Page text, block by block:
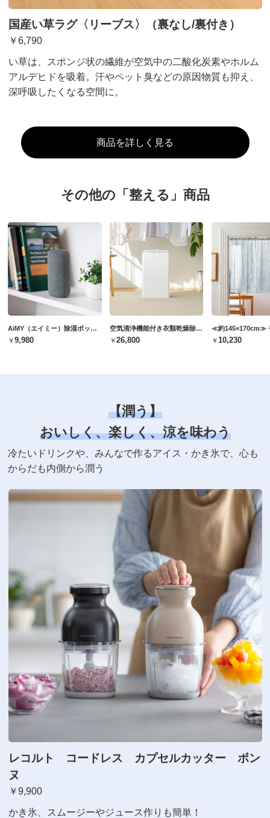
国産い草ラグ〈リーブス〉（裏なし/裏付き）
￥6,790
い草は、スポンジ状の繊維が空気中の二酸化炭素やホルム
アルデヒドを吸着。汗やペット臭などの原因物質も抑え、
深呼吸したくなる空間に。
商品を詳しく見る
その他の「整える」商品
AiMY（エイミー）除湿ボックス
￥9,980
空気清浄機能付き衣類乾燥除湿機
￥26,800 ￥10,230
【潤う】
おいしく、楽しく、涼を味わう
冷たいドリンクや、みんなで作るアイス・かき氷で、心も
からだも内側から潤う
レコルト コードレス カプセルカッター ボン
ヌ
￥9,900
かき氷、スムージーやジュース作りも簡単！